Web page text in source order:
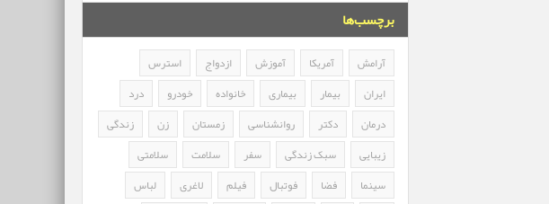
برچسب‌ها
آرامش آمریکا آموزش ازدواج
استرس
ایران
بیمار بیماری خانواده خودرو
درد
درمان
دکتر روانشناسی زمستان زن
زندگی
زیبایی
سبک زندگی سفر سلامت
سلامتی
سینما
فضا فوتبال فیلم لاغری
لباس